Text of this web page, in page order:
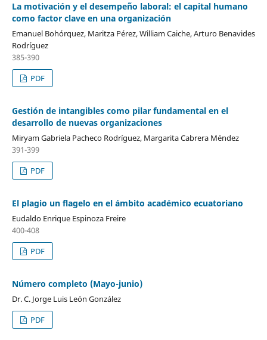
La motivación y el desempeño laboral: el capital humano
como factor clave en una organización
Emanuel Bohórquez, Maritza Pérez, William Caiche, Arturo Benavides
Rodríguez
385-390
PDF
Gestión de intangibles como pilar fundamental en el
desarrollo de nuevas organizaciones
Miryam Gabriela Pacheco Rodríguez, Margarita Cabrera Méndez
391-399
PDF
El plagio un flagelo en el ámbito académico ecuatoriano
Eudaldo Enrique Espinoza Freire
400-408
PDF
Número completo (Mayo-junio)
Dr. C. Jorge Luis León González
PDF